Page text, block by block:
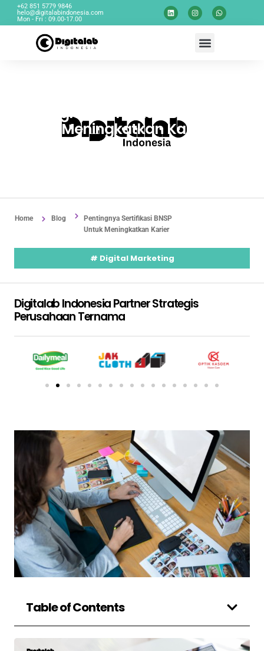
+62 851 5779 9846
helo@digitalabindonesia.com
Mon - Fri : 09.00-17.00
Pentingnya Sertifikasi BNSP
Untuk Meningkatkan Karier
Home Blog
Pentingnya Sertifikasi BNSP
Untuk Meningkatkan Karier
# Digital Marketing
Digitalab Indonesia Partner Strategis
Perusahaan Ternama
Table of Contents